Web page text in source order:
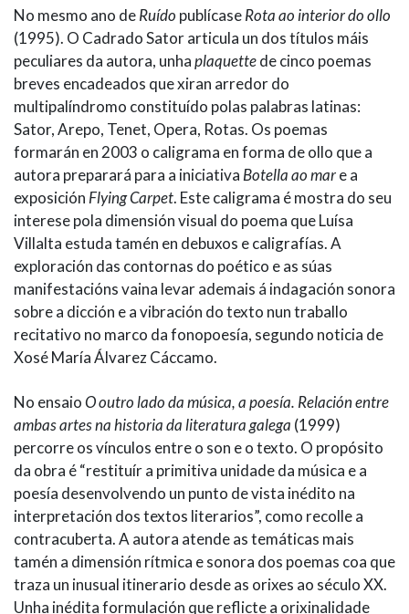
No mesmo ano deRuído publícaseRota ao interior do ollo
(1995). O Cadrado Sator articula un dos títulos máis
peculiares da autora, unhaplaquettede cinco poemas
breves encadeados que xiran arredor do
multipalíndromo constituído polas palabras latinas:
Sator, Arepo, Tenet, Opera, Rotas. Os poemas
formarán en 2003 o caligrama en forma de ollo que a
autora preparará para a iniciativa Botella ao mare a
exposición Flying Carpet. Este caligrama é mostra do seu
interese pola dimensión visual do poema que Luísa
Villalta estuda tamén en debuxos e caligrafías. A
exploración das contornas do poético e as súas
manifestacións vaina levar ademais á indagación sonora
sobre a dicción e a vibración do texto nun traballo
recitativo no marco da fonopoesía, segundo noticia de
Xosé María Álvarez Cáccamo.
No ensaioO outro lado da música, a poesía. Relación entre
ambas artes na historia da literatura galega (1999)
percorre os vínculos entre o son e o texto. O propósito
da obra é “restituír a primitiva unidade da música e a
poesía desenvolvendo un punto de vista inédito na
interpretación dos textos literarios”, como recolle a
contracuberta. A autora atende as temáticas mais
tamén a dimensión rítmica e sonora dos poemas coa que
traza un inusual itinerario desde as orixes ao século XX.
Unha inédita formulación que reflicte a orixinalidade